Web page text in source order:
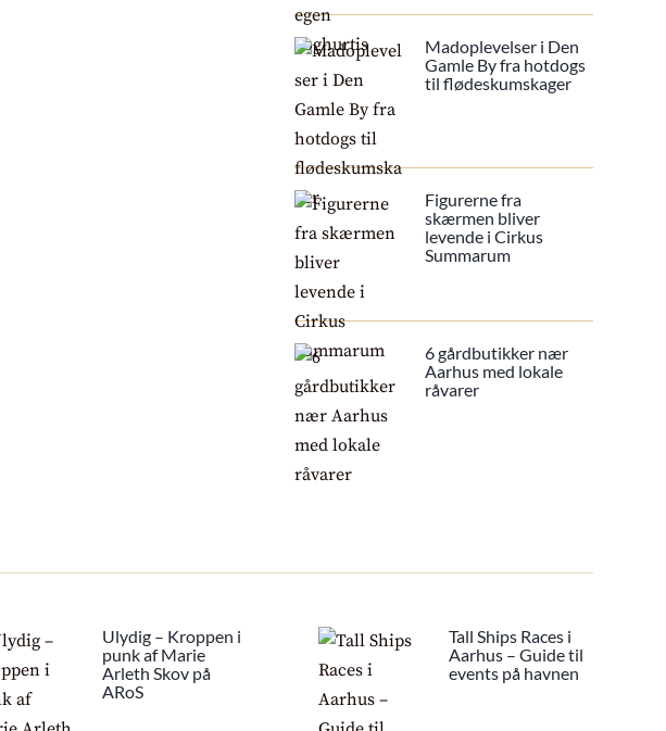
Madoplevelser i Den
Gamle By fra hotdogs
til flødeskumskager
Figurerne fra
skærmen bliver
levende i Cirkus
Summarum
6 gårdbutikker nær
Aarhus med lokale
råvarer
Ulydig – Kroppen i
punk af Marie
Arleth Skov på
ARoS
Tall Ships Races i
Aarhus – Guide til
events på havnen